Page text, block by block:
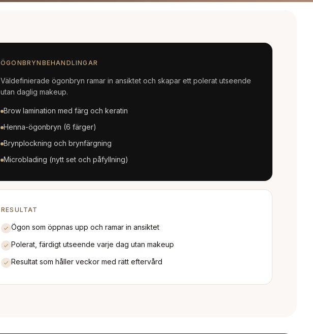
ÖGONBRYNBEHANDLINGAR
Väldefinierade ögonbryn ramar in ansiktet och skapar ett polerat utseende
utan daglig makeup.
Brow lamination med färg och keratin
Henna-ögonbryn (6 färger)
Brynplockning och brynfärgning
Microblading (nytt set och påfyllning)
RESULTAT
Ögon som öppnas upp och ramar in ansiktet
Polerat, färdigt utseende varje dag utan makeup
Resultat som håller veckor med rätt eftervård